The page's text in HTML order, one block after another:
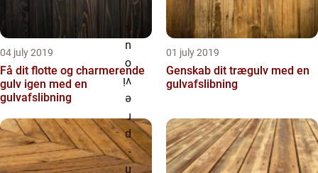
04 july 2019
Få dit flotte og charmerende
gulv igen med en
gulvafslibning
01 july 2019
Genskab dit trægulv med en
gulvafslibning